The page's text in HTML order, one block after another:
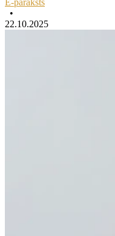
•
22.10.2025